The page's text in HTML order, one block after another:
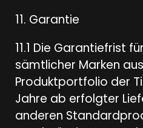
11. Garantie
11.1 Die Garantiefrist
sämtlicher Marken
Produktportfolio der
Jahre ab erfolgter
anderen